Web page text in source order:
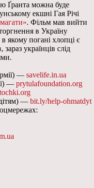
Ґранта можна буде
екшні Гая Річі
. Фільм мав вийти
в Україну
в якому погані хлопці є
українців слід
— savelife.in.ua
— prytulafoundation.org
— bit.ly/help-ohmatdyt